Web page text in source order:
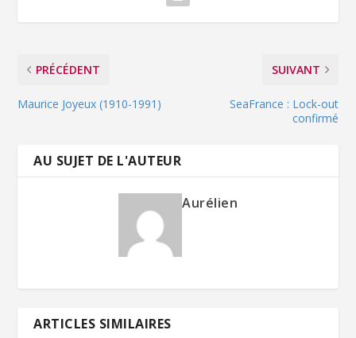
PRÉCÉDENT
Maurice Joyeux (1910-1991)
SUIVANT
SeaFrance : Lock-out
confirmé
AU SUJET DE L'AUTEUR
Aurélien
ARTICLES SIMILAIRES